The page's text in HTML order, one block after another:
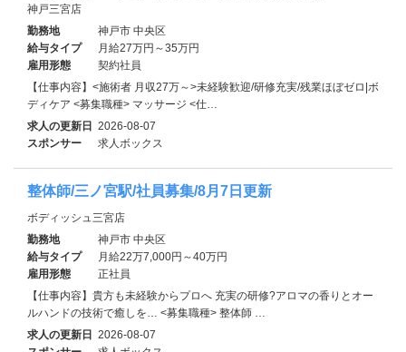
神戸三宮店
勤務地
神戸市 中央区
給与タイプ
月給27万円～35万円
雇用形態
契約社員
【仕事内容】<施術者 月収27万～>未経験歓迎/研修充実/残業ほぼゼロ|ボ
ディケア <募集職種> マッサージ <仕…
求人の更新日 2026-08-07
スポンサー
求人ボックス
整体師/三ノ宮駅/社員募集/8月7日更新
ボディッシュ三宮店
勤務地
神戸市 中央区
給与タイプ
月給22万7,000円～40万円
雇用形態
正社員
【仕事内容】貴方も未経験からプロへ 充実の研修?アロマの香りとオー
ルハンドの技術で癒しを… <募集職種> 整体師 …
求人の更新日 2026-08-07